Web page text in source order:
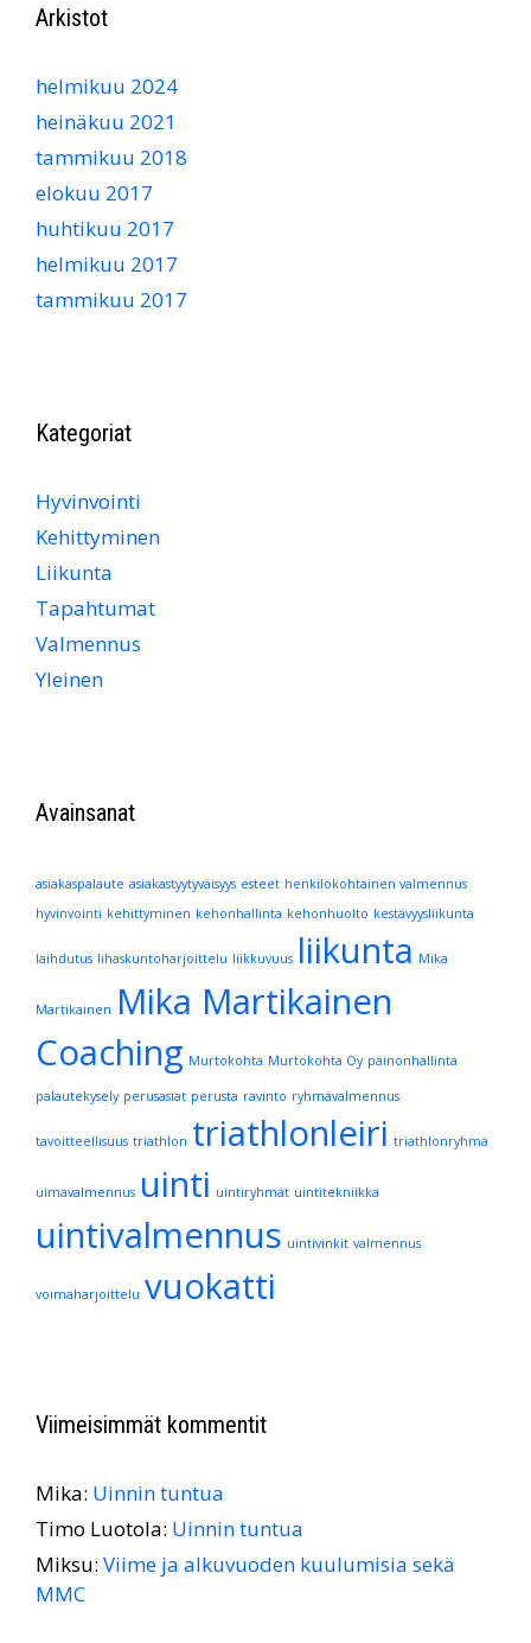
Arkistot
helmikuu 2024
heinäkuu 2021
tammikuu 2018
elokuu 2017
huhtikuu 2017
helmikuu 2017
tammikuu 2017
Kategoriat
Hyvinvointi
Kehittyminen
Liikunta
Tapahtumat
Valmennus
Yleinen
Avainsanat
asiakaspalaute asiakastyytyväisyys esteet henkilökohtainen valmennus
hyvinvointi kehittyminen kehonhallinta kehonhuolto kestävyysliikunta
laihdutus lihaskuntoharjoittelu liikkuvuus liikunta Mika
Martikainen Mika Martikainen
Coaching Murtokohta Murtokohta Oy painonhallinta
palautekysely perusasiat perusta ravinto ryhmävalmennus
tavoitteellisuus triathlon triathlonleiri triathlonryhmä
uimavalmennus uinti uintiryhmät uintitekniikka
uintivalmennus uintivinkit valmennus
voimaharjoittelu vuokatti
Viimeisimmät kommentit
Mika: Uinnin tuntua
Timo Luotola: Uinnin tuntua
Miksu: Viime ja alkuvuoden kuulumisia sekä
MMC